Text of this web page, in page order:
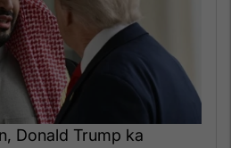
Donald Trump ka